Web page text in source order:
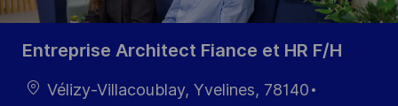
Entreprise Architect Fiance et HR F/H
LocationVélizy-Villacoublay, Yvelines, 78140